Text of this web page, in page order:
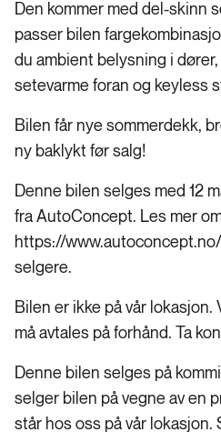
Den kommer med del-skinn
passer bilen
du ambient belysning i
setevarme foran og keyless
Bilen får nye sommerdekk,
ny baklykt før salg!
Denne bilen selges med 12
fra AutoConcept. Les mer
https://
selgere.
Bilen er ikke på vår
må avtales på forhånd. Ta
Denne bilen selges på
selger bilen på vegne av en
står hos oss på vår lokasjon.